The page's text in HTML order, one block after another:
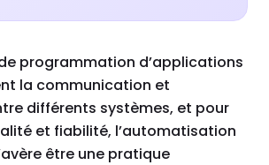
programmation d’applications
la communication et
différents systèmes, et pour
et fiabilité, l’automatisation
être une pratique